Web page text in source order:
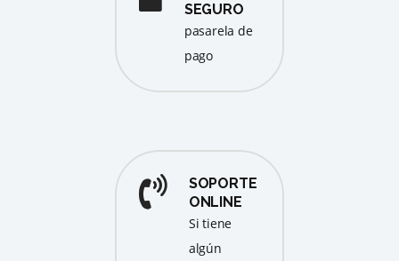
SEGURO
pasarela de
pago
SOPORTE
ONLINE
Si tiene
algún